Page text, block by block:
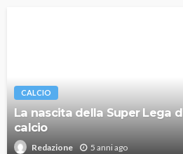
CALCIO
La nascita della Super Lega
calcio
Redazione 5 anni ago